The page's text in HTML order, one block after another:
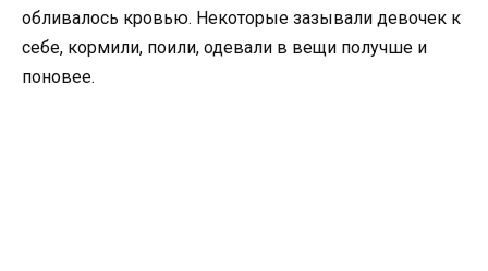
обливалось кровью. Некоторые зазывали девочек к
себе, кормили, поили, одевали в вещи получше и
поновее.